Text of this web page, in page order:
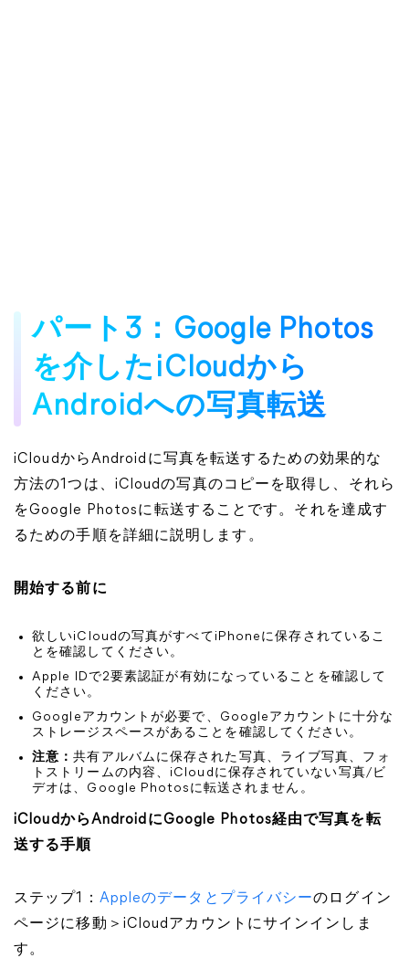
パート3：Google Photos
を介したiCloudから
Androidへの写真転送
iCloudからAndroidに写真を転送するための効果的な
方法の1つは、iCloudの写真のコピーを取得し、それら
をGoogle Photosに転送することです。それを達成す
るための手順を詳細に説明します。
開始する前に
欲しいiCloudの写真がすべてiPhoneに保存されているこ
とを確認してください。
Apple IDで2要素認証が有効になっていることを確認して
ください。
Googleアカウントが必要で、Googleアカウントに十分な
ストレージスペースがあることを確認してください。
注意：共有アルバムに保存された写真、ライブ写真、フォ
トストリームの内容、iCloudに保存されていない写真/ビ
デオは、Google Photosに転送されません。
iCloudからAndroidにGoogle Photos経由で写真を転
送する手順
ステップ1： Appleのデータとプライバシーのログイン
ページに移動＞iCloudアカウントにサインインしま
す。